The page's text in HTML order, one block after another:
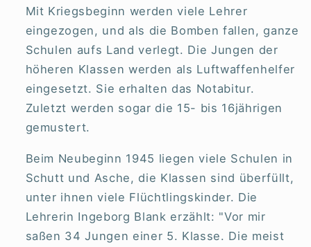
Mit Kriegsbeginn werden viele Lehrer
eingezogen, und als die Bomben fallen, ganze
Schulen aufs Land verlegt. Die Jungen der
höheren Klassen werden als Luftwaffenhelfer
eingesetzt. Sie erhalten das Notabitur.
Zuletzt werden sogar die 15- bis 16jährigen
gemustert.
Beim Neubeginn 1945 liegen viele Schulen in
Schutt und Asche, die Klassen sind überfüllt,
unter ihnen viele Flüchtlingskinder. Die
Lehrerin Ingeborg Blank erzählt: "Vor mir
saßen 34 Jungen einer 5. Klasse. Die meist